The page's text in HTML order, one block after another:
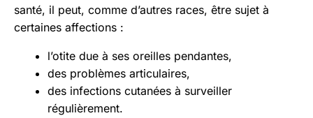
santé, il peut, comme d’autres races, être sujet à
certaines affections :
l’otite due à ses oreilles pendantes,
des problèmes articulaires,
des infections cutanées à surveiller
régulièrement.